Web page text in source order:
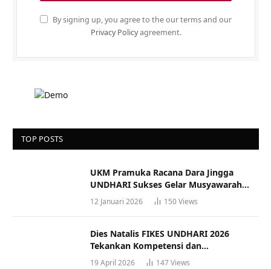
By signing up, you agree to the our terms and our
Privacy Policyagreement.
TOP POSTS
UKM Pramuka Racana Dara Jingga
UNDHARI Sukses Gelar Musyawarah
Racana
12 Januari 2026 150Views
Dies Natalis FIKES UNDHARI 2026
Tekankan Kompetensi dan
Profesionalisme Tenaga Kesehatan
19 April 2026 147Views